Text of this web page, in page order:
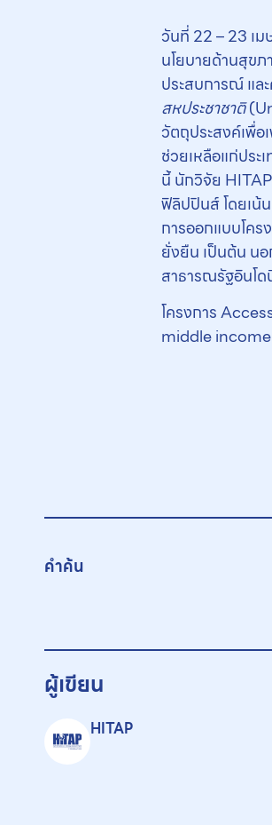
วันที่ 22 – 23 เ
นโยบายด้านสุขภ
ประสบการณ์ แล
สหประชาชาติ
วัตถุประสงค์เพื่อ
ช่วยเหลือแก่ประ
นี้ นักวิจัย
ฟิลิปปินส์ โดยเน้
การออกแบบโค
ยั่งยืน เป็นต้น นอ
สาธารณรัฐอินโด
โครงการ
middle income
คำค้น
ผู้เขียน
HITAP